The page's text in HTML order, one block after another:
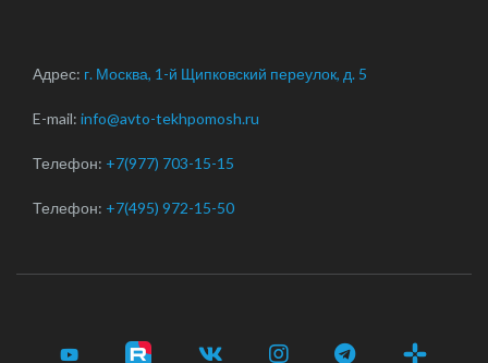
Адрес: г. Москва, 1-й Щипковский переулок, д. 5
E-mail: info@avto-tekhpomosh.ru
Телефон: +7(977) 703-15-15
Телефон: +7(495) 972-15-50